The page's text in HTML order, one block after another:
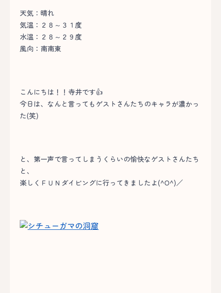
天気：晴れ
気温：２８～３１度
水温：２８～２９度
風向：南南東
こんにちは！！寺井です👍
今日は、なんと言ってもゲストさんたちのキャラが濃かっ
た(笑)
と、第一声で言ってしまうくらいの愉快なゲストさんたち
と、
楽しくＦＵＮダイビングに行ってきましたよ(^O^)／